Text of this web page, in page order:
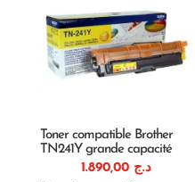
Toner compatible Brother
TN241Y grande capacité
د.ج